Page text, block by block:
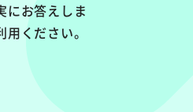
にお答えしま
ください。